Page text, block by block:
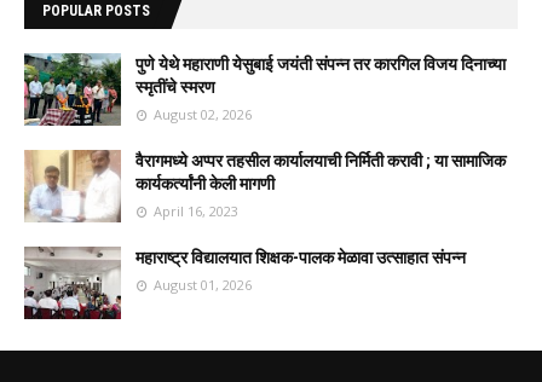
POPULAR POSTS
पुणे येथे महाराणी येसुबाई जयंती संपन्न तर कारगिल विजय दिनाच्या
स्मृतींचे स्मरण
August 02, 2026
वैरागमध्ये अप्पर तहसील कार्यालयाची निर्मिती करावी ; या सामाजिक
कार्यकर्त्यांनी केली मागणी
April 16, 2023
महाराष्ट्र विद्यालयात शिक्षक-पालक मेळावा उत्साहात संपन्न
August 01, 2026